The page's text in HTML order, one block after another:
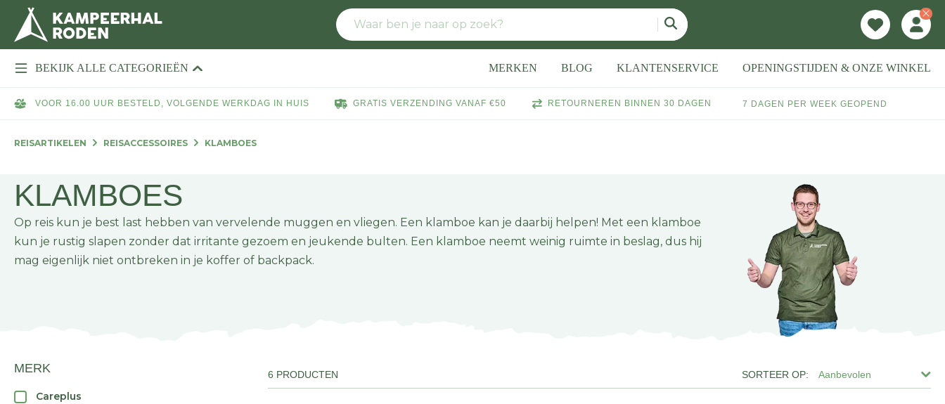
BEKIJK ALLE CATEGORIEËN MERKEN BLOG KLANTENSERVICE OPENINGSTIJDEN & ONZE WINKEL
VOOR 16.00 UUR BESTELD, VOLGENDE WERKDAG IN HUIS GRATIS VERZENDING VANAF €50 RETOURNEREN BINNEN 30 DAGEN 7 DAGEN PER WEEK GEOPEND
REISARTIKELEN REISACCESSOIRES KLAMBOES
KLAMBOES
Op reis kun je best last hebben van vervelende muggen en vliegen. Een klamboe kan je daarbij helpen! Met een klamboe
kun je rustig slapen zonder dat irritante gezoem en jeukende bulten. Een klamboe neemt weinig ruimte in beslag, dus hij
mag eigenlijk niet ontbreken in je koffer of backpack.
MERK
Careplus
Aanbevolen
6 PRODUCTEN